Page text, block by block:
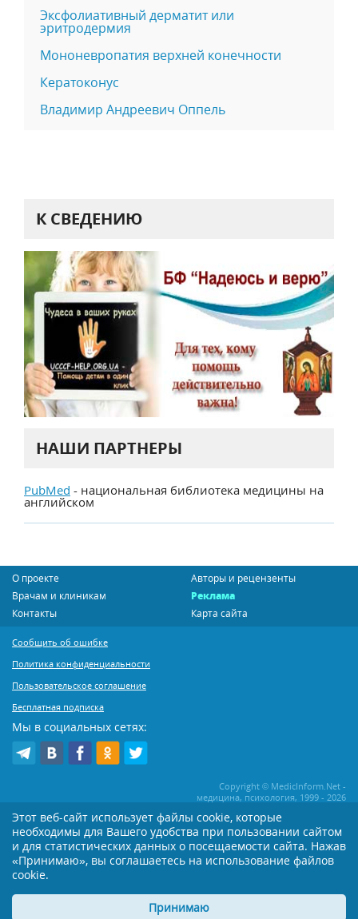
Эксфолиативный дерматит или
эритродермия
Мононевропатия верхней конечности
Кератоконус
Владимир Андреевич Оппель
К СВЕДЕНИЮ
НАШИ ПАРТНЕРЫ
PubMed - национальная библиотека медицины на
английском
О проекте
Авторы и рецензенты
Врачам и клиникам
Реклама
Контакты
Карта сайта
Сообщить об ошибке
Политика конфиденциальности
Пользовательское соглашение
Бесплатная подписка
Мы в социальных сетях:
Copyright © MedicInform.Net -
медицина, психология, 1999 - 2026
Копирование или иное распространение статей нашего сайта строго
воспрещается. Копирование раздела "Новости" допускается при наличии
активной открытой для поисковиков ссылки на MedicInform.Net
Материалы на сайте представлены в справочных целях. Редакция не всегда
применением тех или иных рекомендаций настоятельно рекомендуется
посоветоваться с Вашим лечащим врачом!
Этот веб-сайт использует файлы cookie, которые
необходимы для Вашего удобства при пользовании сайтом
и для статистических данных о посещаемости сайта. Нажав
«Принимаю», вы соглашаетесь на использование файлов
cookie.
Принимаю